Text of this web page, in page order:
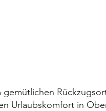
Urlaubskomfort in